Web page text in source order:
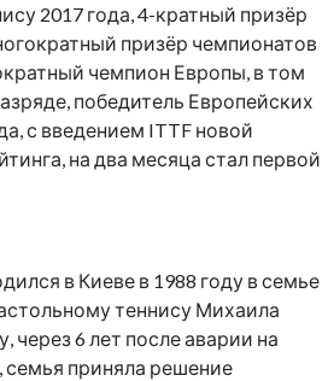
2017 года, 4-кратный призёр
призёр чемпионатов
чемпион Европы, в том
победитель Европейских
с введением ITTF новой
на два месяца стал первой
в Киеве в 1988 году в семье
теннису Михаила
через 6 лет после аварии на
приняла решение